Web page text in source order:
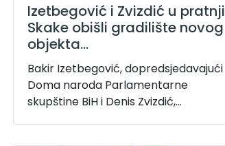
Izetbegović i Zvizdić u pratnji
Skake obišli gradilište novog
objekta...
Bakir Izetbegović, dopredsjedavajući
Doma naroda Parlamentarne
skupštine BiH i Denis Zvizdić,...